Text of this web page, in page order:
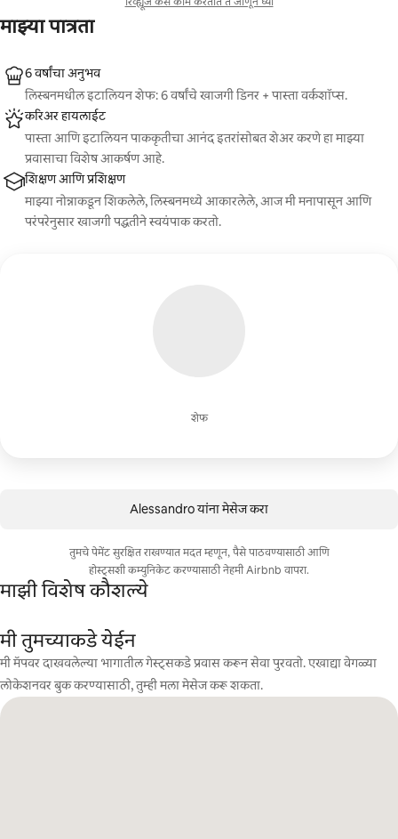
माझ्या पात्रता
शेफ
6 वर्षांचा अनुभव
लिस्बनमधील इटालियन शेफ: 6 वर्षांचे खाजगी डिनर + पास्ता वर्कशॉप्स.
करिअर हायलाईट
पास्ता आणि इटालियन पाककृतीचा आनंद इतरांसोबत शेअर करणे हा माझ्या
प्रवासाचा विशेष आकर्षण आहे.
शिक्षण आणि प्रशिक्षण
माझ्या नोन्नाकडून शिकलेले, लिस्बनमध्ये आकारलेले, आज मी मनापासून आणि
परंपरेनुसार खाजगी पद्धतीने स्वयंपाक करतो.
Alessandro यांना मेसेज करा
तुमचे पेमेंट सुरक्षित राखण्यात मदत म्हणून, पैसे पाठवण्यासाठी आणि
होस्ट्सशी कम्युनिकेट करण्यासाठी नेहमी Airbnb वापरा.
माझी विशेष कौशल्ये
मी तुमच्याकडे येईन
मी मॅपवर दाखवलेल्या भागातील गेस्ट्सकडे प्रवास करून सेवा पुरवतो. एखाद्या वेगळ्या
लोकेशनवर बुक करण्यासाठी, तुम्ही मला मेसेज करू शकता.